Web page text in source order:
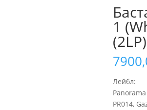
1
(2LP)
Лейбл:
PR014,